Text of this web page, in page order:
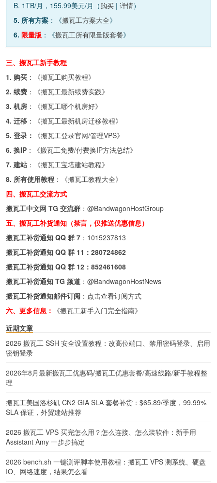
B. 1TB/月，155.99美元/月（购买 | 详情）
5. 所有方案 ：《搬瓦工方案大全》
6. 限量版 ：《搬瓦工所有限量版套餐》
三、搬瓦工新手教程
1. 购买 ：《搬瓦工购买教程》
2. 续费 ：《搬瓦工最新续费实践》
3. 机房 ：《搬瓦工哪个机房好》
4. 迁移 ：《搬瓦工最新机房迁移教程》
5. 登录：
《搬瓦工登录官网/管理VPS》
6. 换IP ：《搬瓦工免费/付费换IP方法总结》
7. 建站 ：《搬瓦工宝塔建站教程》
8. 所有使用教程 ：《搬瓦工教程大全》
四、搬瓦工交流方式
搬瓦工中文网 TG 交流群 ： @BandwagonHostGroup
五、搬瓦工补货通知（禁言，仅推送优惠信息）
搬瓦工补货通知 QQ 群 7 ： 1015237813
搬瓦工补货通知 QQ 群 11： 280724862
搬瓦工补货通知 QQ 群 12： 852461608
搬瓦工补货通知 TG 频道 ： @BandwagonHostNews
搬瓦工补货通知邮件订阅 ： 点击查看订阅方式
六、更多信息：
《搬瓦工新手入门完全指南》
近期文章
2026 搬瓦工 SSH 安全设置教程：改高位端口、禁用密码登录、启用
密钥登录
2026年8月最新搬瓦工优惠码/搬瓦工优惠套餐/高速线路/新手教程整
理
搬瓦工美国洛杉矶 CN2 GIA SLA 套餐补货：$65.89/季度，99.99%
SLA 保证，外贸建站推荐
2026 搬瓦工 VPS 买完怎么用？怎么连接、怎么装软件：新手用
Assistant Amy 一步步搞定
2026 bench.sh 一键测评脚本使用教程：搬瓦工 VPS 测系统、硬盘
IO、网络速度，结果怎么看